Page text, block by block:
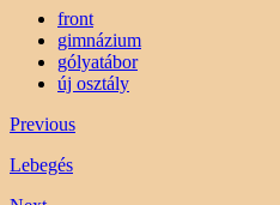
front
gimnázium
gólyatábor
új osztály
Previous
Lebegés